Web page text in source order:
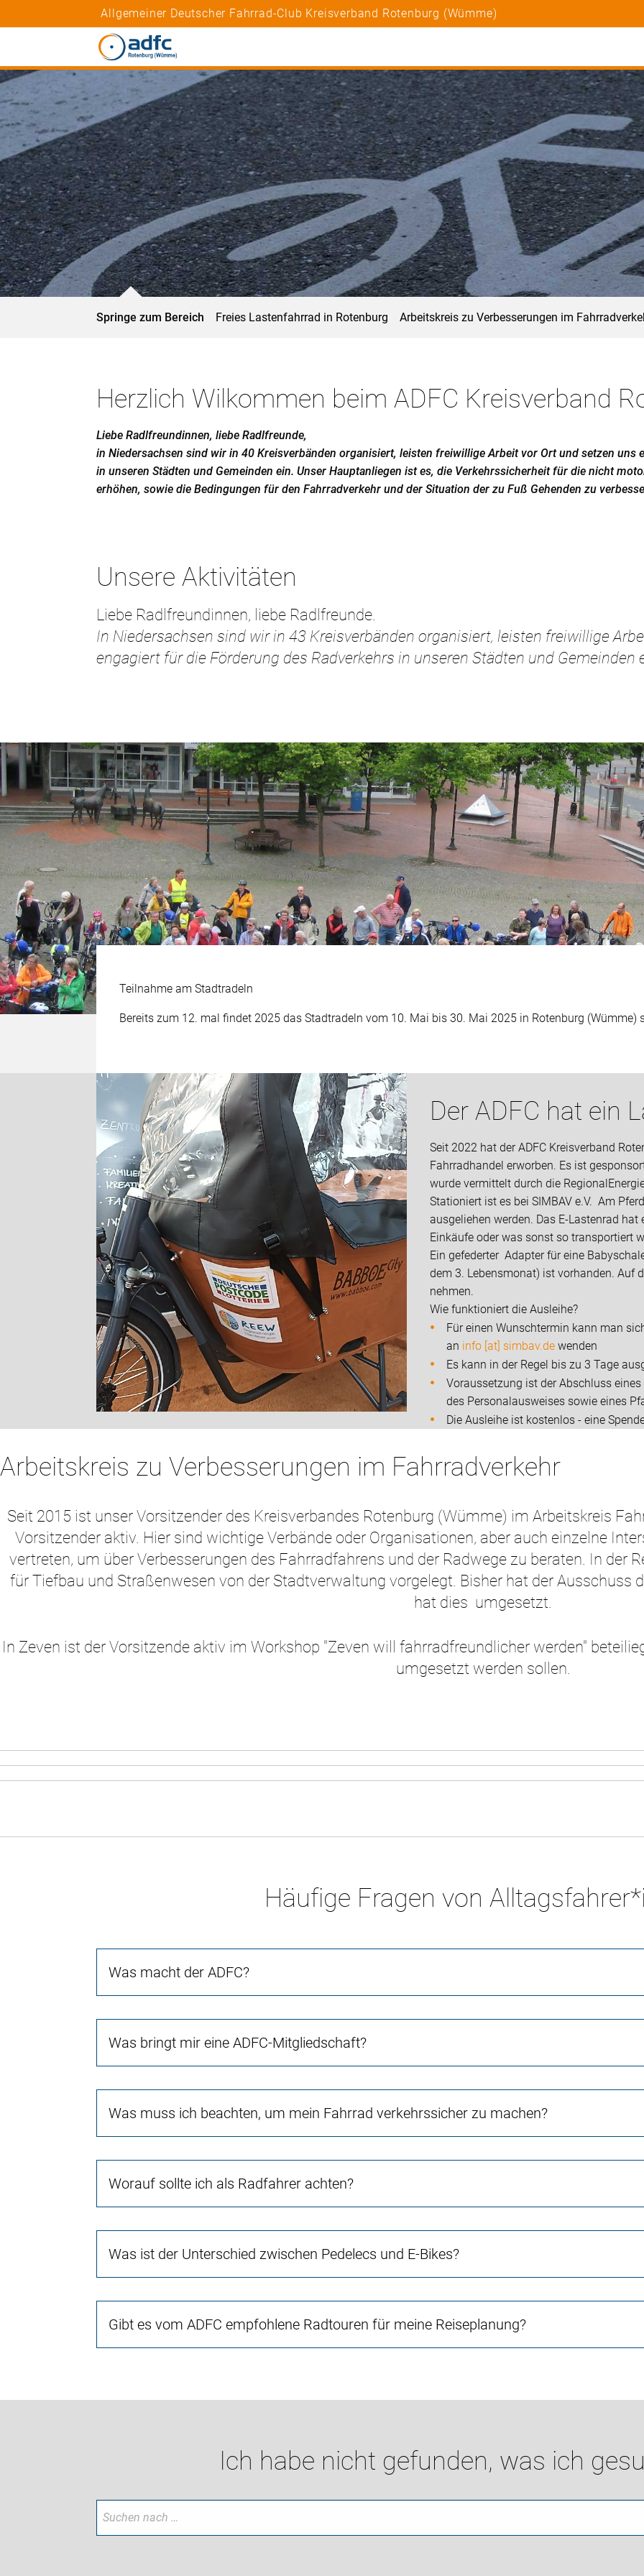
Allgemeiner Deutscher Fahrrad-Club Kreisverband Rotenburg (Wümme)
Springe zum Bereich Freies Lastenfahrrad in Rotenburg Arbeitskreis zu Verbesserungen im
Herzlich Wilkommen beim ADFC Kreisverband
Liebe Radlfreundinnen, liebe Radlfreunde,
in Niedersachsen sind wir in 40 Kreisverbänden organisiert, leisten freiwillige Arbeit vor Ort und setzen uns
in unseren Städten und Gemeinden ein. Unser Hauptanliegen ist es, die Verkehrssicherheit für die nicht
erhöhen, sowie die Bedingungen für den Fahrradverkehr und der Situation der zu Fuß Gehenden zu
Unsere Aktivitäten
Liebe Radlfreundinnen, liebe Radlfreunde.
In Niedersachsen sind wir in 43 Kreisverbänden organisiert, leisten freiwillige
engagiert für die Förderung des Radverkehrs in unseren Städten und Gemeinden
Teilnahme am Stadtradeln
Bereits zum 12. mal findet 2025 das Stadtradeln vom 10. Mai bis 30. Mai 2025 in Rotenburg (Wümme)
Der ADFC hat ein
Seit 2022 hat der ADFC Kreisverband
Fahrradhandel erworben. Es ist
wurde vermittelt durch die
Stationiert ist es bei SIMBAV e.V. Am
ausgeliehen werden. Das E-Lastenrad
Einkäufe oder was sonst so transportiert
Ein gefederter Adapter für eine
dem 3. Lebensmonat) ist vorhanden. Auf
nehmen.
Wie funktioniert die Ausleihe?
Für einen Wunschtermin kann man
an info [at] simbav.de wenden
Es kann in der Regel bis zu 3 Tage
Voraussetzung ist der Abschluss
des Personalausweises sowie eines
Die Ausleihe ist kostenlos - eine
Arbeitskreis zu Verbesserungen im Fahrradverkehr
Seit 2015 ist unser Vorsitzender des Kreisverbandes Rotenburg (Wümme) im Arbeitskreis
Vorsitzender aktiv. Hier sind wichtige Verbände oder Organisationen, aber auch einzelne
vertreten, um über Verbesserungen des Fahrradfahrens und der Radwege zu beraten. In der
für Tiefbau und Straßenwesen von der Stadtverwaltung vorgelegt. Bisher hat der Ausschuss
hat dies umgesetzt.
In Zeven ist der Vorsitzende aktiv im Workshop "Zeven will fahrradfreundlicher werden"
umgesetzt werden sollen.
Häufige Fragen von
Was macht der ADFC?
Was bringt mir eine ADFC-Mitgliedschaft?
Was muss ich beachten, um mein Fahrrad verkehrssicher zu machen?
Worauf sollte ich als Radfahrer achten?
Was ist der Unterschied zwischen Pedelecs und E-Bikes?
Gibt es vom ADFC empfohlene Radtouren für meine Reiseplanung?
Ich habe nicht gefunden, was ich